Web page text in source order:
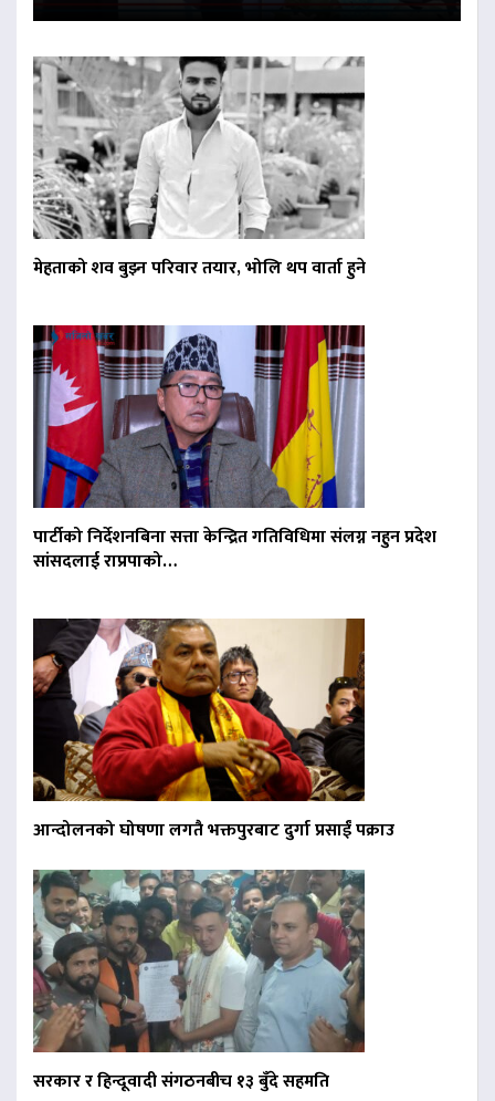
मेहताको शव बुझ्न परिवार तयार, भोलि थप वार्ता हुने
पार्टीको निर्देशनबिना सत्ता केन्द्रित गतिविधिमा संलग्न नहुन प्रदेश
सांसदलाई राप्रपाको…
आन्दोलनको घोषणा लगतै भक्तपुरबाट दुर्गा प्रसाईं पक्राउ
सरकार र हिन्दूवादी संगठनबीच १३ बुँदे सहमति